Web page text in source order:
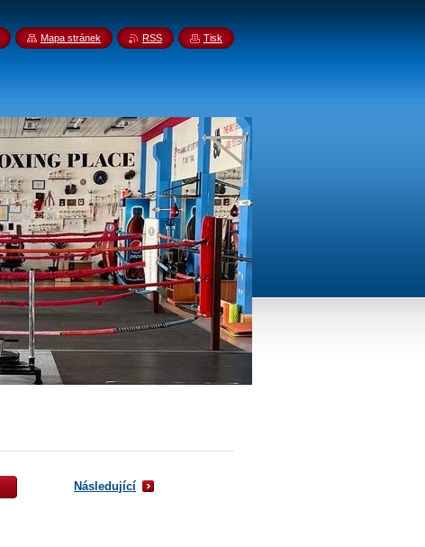
Následující
Mapa stránek RSS Tisk